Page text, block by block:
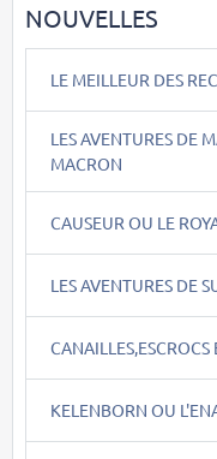
NOUVELLES
LE MEILLEUR DES
LES AVENTURES DE
MACRON
CAUSEUR OU LE
LES AVENTURES DE
KELENBORN OU